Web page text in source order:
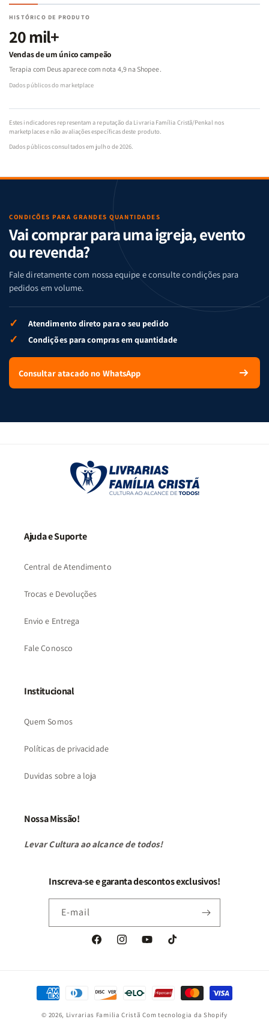
HISTÓRICO DE PRODUTO
20 mil+
Vendas de um único campeão
Terapia com Deus aparece com nota 4,9 na Shopee.
Dados públicos do marketplace
Estes indicadores representam a reputação da Livraria Família Cristã/Penkal nos
marketplaces e não avaliações específicas deste produto.
Dados públicos consultados em julho de 2026.
CONDIÇÕES PARA GRANDES QUANTIDADES
Vai comprar para uma igreja, evento
ou revenda?
Fale diretamente com nossa equipe e consulte condições para
pedidos em volume.
✓ Atendimento direto para o seu pedido
✓ Condições para compras em quantidade
Consultar atacado no WhatsApp
Ajuda e Suporte
Central de Atendimento
Trocas e Devoluções
Envio e Entrega
Fale Conosco
Institucional
Quem Somos
Políticas de privacidade
Duvidas sobre a loja
Nossa Missão!
Levar Cultura ao alcance de todos!
Inscreva-se e garanta descontos exclusivos!
E-mail
FacebookInstagramYouTubeTikTok
Formas
de
pagamento
© 2026, Livrarias Familia Cristã Com tecnologia da Shopify